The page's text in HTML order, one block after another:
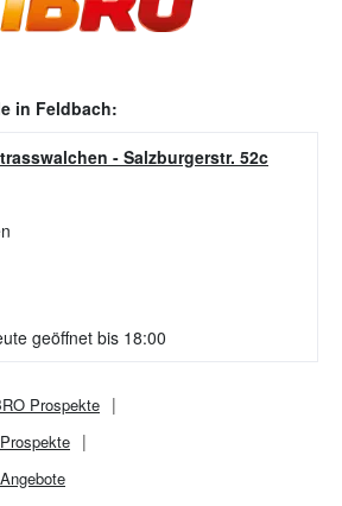
in Feldbach:
- Salzburgerstr. 52c
geöffnet bis 18:00
Prospekte